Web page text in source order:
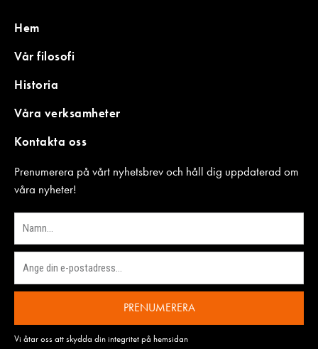
Hem
Vår filosofi
Historia
Våra verksamheter
Kontakta oss
Prenumerera på vårt nyhetsbrev och håll dig uppdaterad om
våra nyheter!
PRENUMERERA
Vi åtar oss att skydda din integritet på hemsidan